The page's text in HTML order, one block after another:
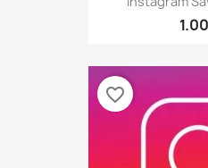
favorite_border